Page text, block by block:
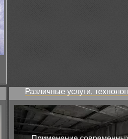
Различные услуги,